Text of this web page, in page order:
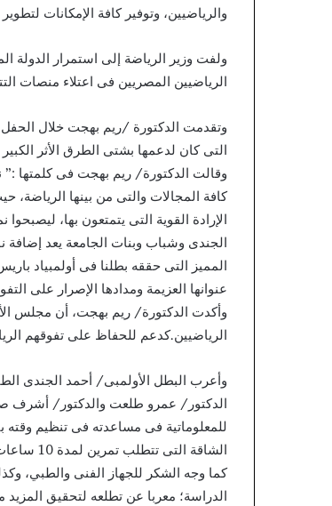
والرياضيين، وتوفير كافة الإمكانات
ولفت وزير الرياضة إلى استمرار الدولة
الرياضيين المصريين فى اعتلاء منصات
وتقدمت الدكتورة /ريم بهجت خلال
التى كان لدعمها بشتى الطرق الأثر
وقالت الدكتورة/ ريم بهجت فى كلمتها :”
كافة المجالات والتى من بينها الرياضة،
الإرادة القوية التى يتمتعون بها،
الجندى وشباب وبنات الجامعة يعد إضافة
المميز التى حققه بطلنا فى أولمبياد
عنوانها العزيمة ومدادها الإصرار على
وأكدت الدكتورة/ ريم بهجت، أن مجلس
الرياضيين.كدعم للحفاظ على تفوقهم
وأعرب البطل الأولمبى/ أحمد الجندى
الدكتور/ عمرو طلعت والدكتور/ أشرف
للمعلوماتية فى مساعدته فى تنظيم
الشاقة التى تتطلب تمرين لمدة 10 ساعات فى اليوم.
كما وجه الشكر للجهاز الفنى والطبي،
الدراسة؛ معربا عن تطلعه لتحقيق المزيد